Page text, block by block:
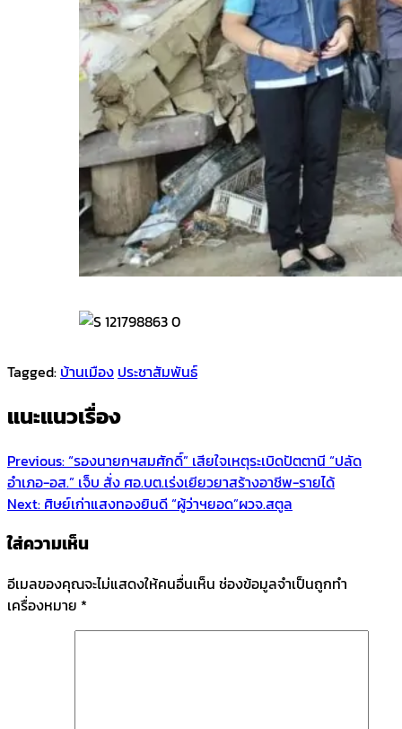
Tagged: บ้านเมือง ประชาสัมพันธ์
แนะแนวเรื่อง
Previous:“รองนายกฯสมศักดิ์” เสียใจเหตุระเบิดปัตตานี “ปลัด
อำเภอ-อส.” เจ็บ สั่ง ศอ.บต.เร่งเยียวยาสร้างอาชีพ-รายได้
Next: ศิษย์เก่าแสงทองยินดี “ผู้ว่าฯยอด”ผวจ.สตูล
ใส่ความเห็น
อีเมลของคุณจะไม่แสดงให้คนอื่นเห็น ช่องข้อมูลจำเป็นถูกทำ
เครื่องหมาย *